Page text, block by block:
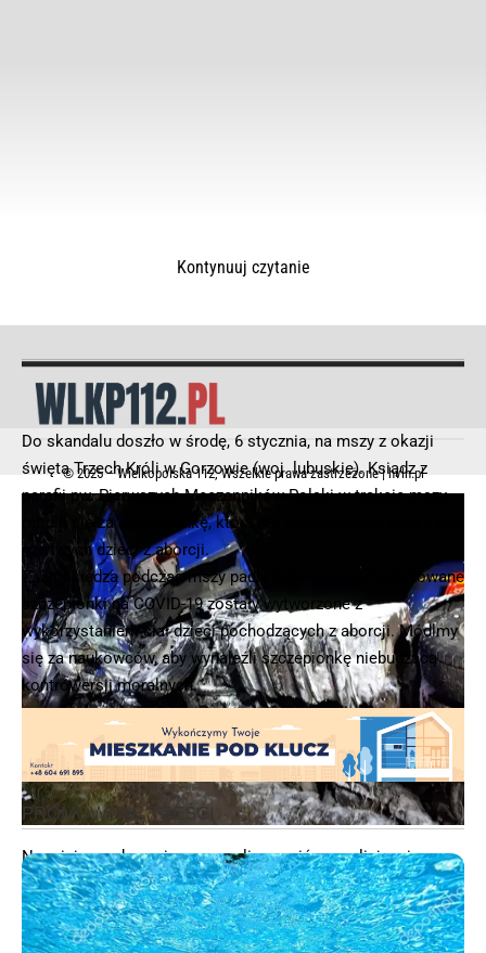
Na miejscu zdarzenia pracowali wrzesińscy policjanci,
strażacy oraz ratownicy medyczni, droga była całkowicie
zablokowana, w związku z tym zostały przygotowane
objazdy. Okoliczności oraz przebieg tego zdarzenia zostaną
Do skandalu doszło w środę, 6 stycznia, na mszy z okazji
święta Trzech Króli w Gorzowie (woj. lubuskie). Ksiądz z
parafii pw. Pierwszych Męczenników Polski w trakcie mszy
modlił się za szczepionkę, która nie będzie wytwarzana z ciał
martwych dzieci z aborcji.
Z ust księdza podczas mszy padły takie słowa „Produkowane
szczepionki na COVID-19 zostały wytworzone z
wykorzystaniem ciał dzieci pochodzących z aborcji. Módlmy
się za naukowców, aby wynaleźli szczepionkę niebudzącą
kontrowersji moralnych.
Kontynuuj czytanie
© 2025 – Wielkopolska 112, Wszelkie prawa zastrzeżone |hvln.pl